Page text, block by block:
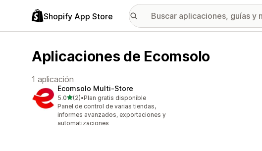
Shopify App Store
Aplicaciones de Ecomsolo
1 aplicación
Ecomsolo Multi‑Store
5.0de 5 estrellas
(2)
2 reseñas en total
•Plan gratis disponible
Panel de control de varias tiendas,
informes avanzados, exportaciones y
automatizaciones